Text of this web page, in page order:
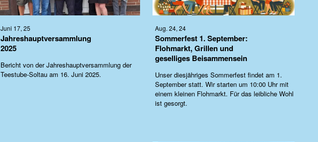
Juni 17, 25
Jahreshauptversammlung
2025
Bericht von der Jahreshauptversammlung der
Teestube-Soltau am 16. Juni 2025.
Aug. 24, 24
Sommerfest 1. September:
Flohmarkt, Grillen und
geselliges Beisammensein
Unser diesjähriges Sommerfest findet am 1.
September statt. Wir starten um 10:00 Uhr mit
einem kleinen Flohmarkt. Für das leibliche Wohl
ist gesorgt.